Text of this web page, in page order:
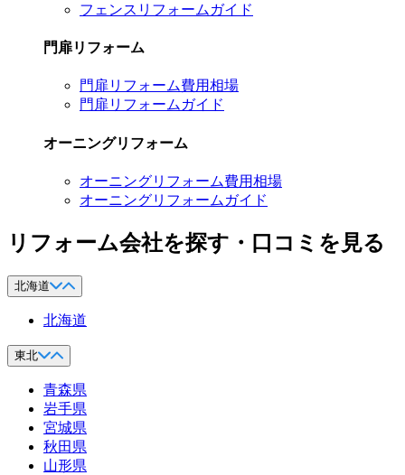
フェンスリフォームガイド
門扉リフォーム
門扉リフォーム費用相場
門扉リフォームガイド
オーニングリフォーム
オーニングリフォーム費用相場
オーニングリフォームガイド
リフォーム会社を探す・口コミを見る
北海道
北海道
東北
青森県
岩手県
宮城県
秋田県
山形県